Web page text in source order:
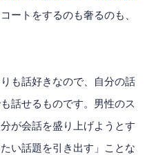
ートをするのも奢るのも、
も話好きなので、自分の話
話せるものです。男性のス
が会話を盛り上げようとす
い話題を引き出す」ことな